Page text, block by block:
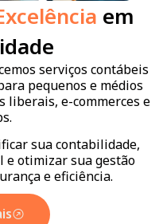
em
serviços contábeis
pequenos e médios
liberais, e-commerces e
sua contabilidade,
otimizar sua gestão
e eficiência.